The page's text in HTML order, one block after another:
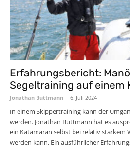
Erfahrungsbericht:
Segeltraining auf einem
Jonathan Buttmann - 6. Juli 2024
In einem Skippertraining kann der
werden. Jonathan Buttmann hat es
ein Katamaran selbst bei relativ starkem
werden kann. Ein ausführlicher